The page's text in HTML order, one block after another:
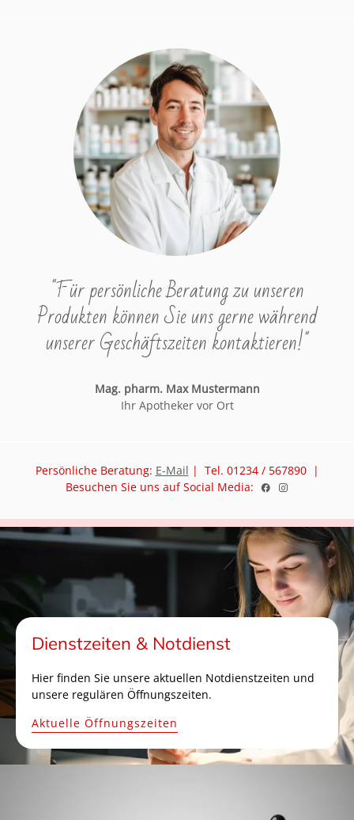
"Für persönliche Beratung zu unseren
Produkten können Sie uns gerne während
unserer Geschäftszeiten kontaktieren!"
Mag. pharm. Max Mustermann
Ihr Apotheker vor Ort
Persönliche Beratung: E-Mail | Tel. 01234 / 567890 |
Besuchen Sie uns auf Social Media:
Dienstzeiten & Notdienst
Hier finden Sie unsere aktuellen Notdienstzeiten und
unsere regulären Öffnungszeiten.
Aktuelle Öffnungszeiten